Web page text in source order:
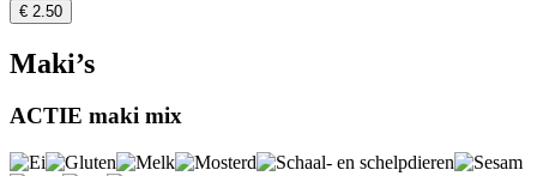
€ 2.50
Maki’s
ACTIE maki mix